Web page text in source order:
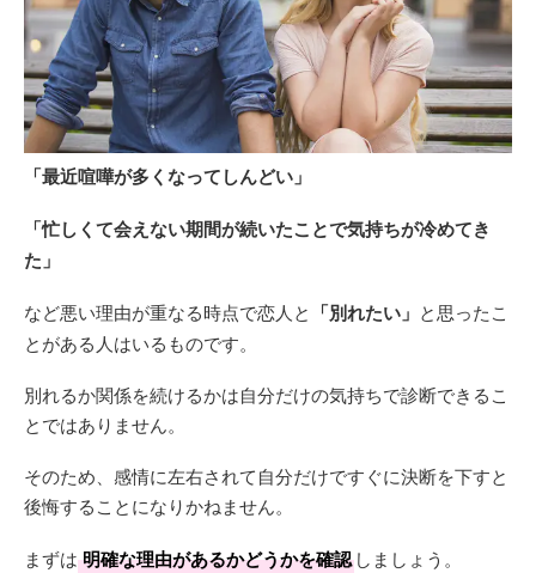
「最近喧嘩が多くなってしんどい」
「忙しくて会えない期間が続いたことで気持ちが冷めてき
た」
など悪い理由が重なる時点で恋人と 「別れたい」 と思ったこ
とがある人はいるものです。
別れるか関係を続けるかは自分だけの気持ちで診断できるこ
とではありません。
そのため、感情に左右されて自分だけですぐに決断を下すと
後悔することになりかねません。
まずは 明確な理由があるかどうかを確認 しましょう。